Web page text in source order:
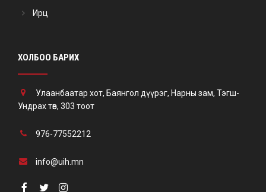
Ирц
ХОЛБОО БАРИХ
Улаанбаатар хот, Баянгол дүүрэг, Нарны зам, Тэгш-
Ундрах төв, 303 тоот
976-77552212
info@uih.mn